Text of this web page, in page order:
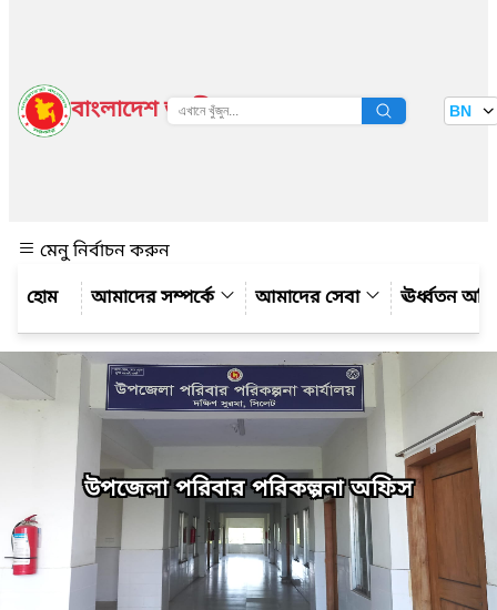
বাংলাদেশ জাতীয় তথ্য বাতায়ন BN
মেনু নির্বাচন করুন
আমাদের সম্পর্কে
আমাদের সেবা ঊর্ধ্বতন
উপজেলা পরিবার পরিকল্পনা অফিস